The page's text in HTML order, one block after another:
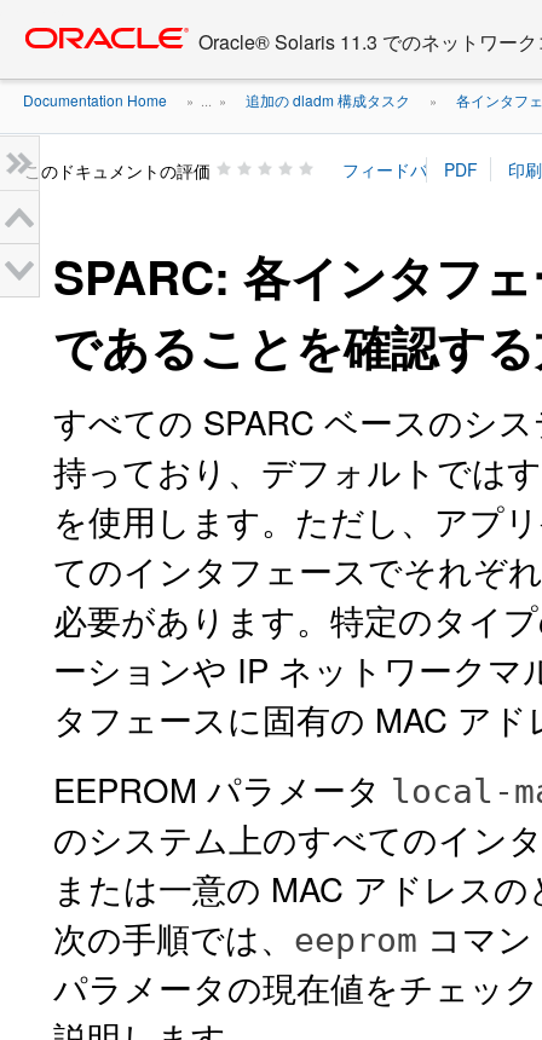
content
Oracle® Solaris 11.3 でのネットワー
Documentation Home » ... » 追加の dladm 構成タスク » 各インタフ
このドキュメントの評価
SPARC: 各インタフ
であることを確認す
すべての SPARC ベースのシ
持っており、デフォルトでは
を使用します。ただし、アプ
てのインタフェースでそれぞ
必要があります。特定のタイ
ーションや IP ネットワークマ
タフェースに固有の MAC ア
EEPROM パラメータ local-
のシステム上のすべてのイン
または一意の MAC アドレス
次の手順では、
eeprom コマ
パラメータの現在値をチェッ